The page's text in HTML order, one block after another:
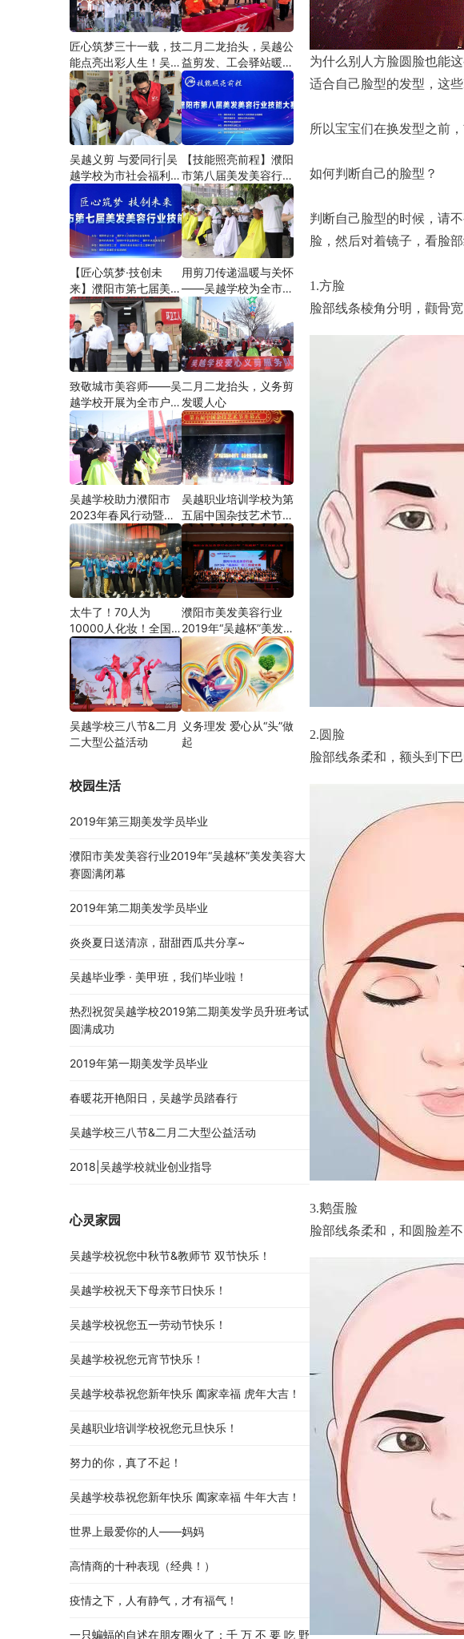
为什么别人方脸圆脸也能
适合自己脸型的发型，这些
所以宝宝们在换发型之前
如何判断自己的脸型？
判断自己脸型的时候，请
脸，然后对着镜子，看脸
1.方脸
脸部线条棱角分明，颧骨
2.圆脸
脸部线条柔和，额头到下
3.鹅蛋脸
脸部线条柔和，和圆脸差
匠心筑梦三十一载，技
能点亮出彩人生！吴越
学校2026年学员学习
成果汇报会圆满成功！
二月二龙抬头，吴越公
益剪发、工会驿站暖人
心——义务剪发情暖户
外劳动者
吴越义剪 与爱同行|吴
越学校为市社会福利院
爱心义剪
【技能照亮前程】濮阳
市第八届美发美容行业
技能大赛圆满闭幕
【匠心筑梦·技创未
来】濮阳市第七届美发
美容行业技能大赛在市
工人文化宫隆重举行
用剪刀传递温暖与关怀
——吴越学校为全市户
外劳动者爱心义剪
致敬城市美容师——吴
越学校开展为全市户外
劳动者爱心义剪活动
二月二龙抬头，义务剪
发暖人心
吴越学校助力濮阳市
2023年春风行动暨就
业援助月”首场新春招
聘会活动
吴越职业培训学校为第
五届中国杂技艺术节加
油添彩
太牛了！70人为
10000人化妆！全国
关注的盛事你知道吗？
濮阳市美发美容行业
2019年“吴越杯”美发
美容大赛圆满闭幕
吴越学校三八节&二月
二大型公益活动
义务理发 爱心从“头”做
起
校园生活
2019年第三期美发学员毕业
濮阳市美发美容行业2019年“吴越杯”美发美容大
赛圆满闭幕
2019年第二期美发学员毕业
炎炎夏日送清凉，甜甜西瓜共分享~
吴越毕业季 · 美甲班，我们毕业啦！
热烈祝贺吴越学校2019第二期美发学员升班考试
圆满成功
2019年第一期美发学员毕业
春暖花开艳阳日，吴越学员踏春行
吴越学校三八节&二月二大型公益活动
2018|吴越学校就业创业指导
心灵家园
吴越学校祝您中秋节&教师节 双节快乐！
吴越学校祝天下母亲节日快乐！
吴越学校祝您五一劳动节快乐！
吴越学校祝您元宵节快乐！
吴越学校恭祝您新年快乐 阖家幸福 虎年大吉！
吴越职业培训学校祝您元旦快乐！
努力的你，真了不起！
吴越学校恭祝您新年快乐 阖家幸福 牛年大吉！
世界上最爱你的人——妈妈
高情商的十种表现（经典！）
疫情之下，人有静气，才有福气！
一只蝙蝠的自述在朋友圈火了：千 万 不 要 吃 野